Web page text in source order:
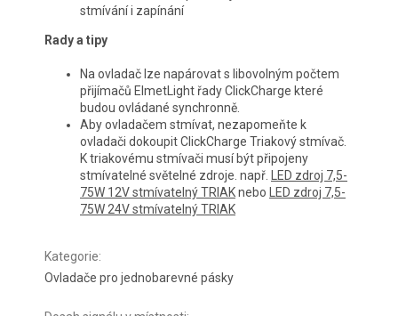
stmívání i zapínání
Rady a tipy
Na ovladač lze napárovat s libovolným počtem
přijímačů ElmetLight řady ClickCharge které
budou ovládané synchronně.
Aby ovladačem stmívat, nezapomeňte k
ovladači dokoupit ClickCharge Triakový stmívač.
K triakovému stmívači musí být připojeny
stmívatelné světelné zdroje. např. LED zdroj 7,5-
75W 12V stmívatelný TRIAKnebo LED zdroj 7,5-
75W 24V stmívatelný TRIAK
Kategorie:
Ovladače pro jednobarevné pásky